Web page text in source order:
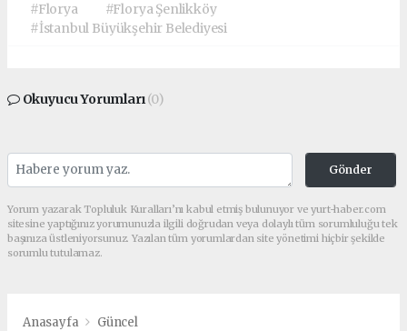
#Florya
#Florya Şenlikköy
#İstanbul Büyükşehir Belediyesi
Okuyucu Yorumları(0)
Gönder
Yorum yazarak Topluluk Kuralları’nı kabul etmiş bulunuyor ve yurt-haber.com
sitesine yaptığınız yorumunuzla ilgili doğrudan veya dolaylı tüm sorumluluğu tek
başınıza üstleniyorsunuz. Yazılan tüm yorumlardan site yönetimi hiçbir şekilde
sorumlu tutulamaz.
Anasayfa Güncel